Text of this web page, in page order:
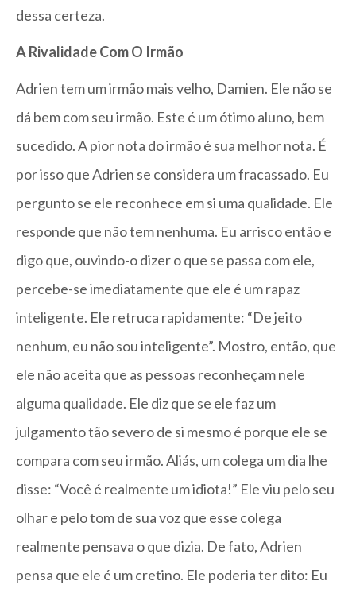
dessa certeza.
A Rivalidade Com O Irmão
Adrien tem um irmão mais velho, Damien. Ele não se
dá bem com seu irmão. Este é um ótimo aluno, bem
sucedido. A pior nota do irmão é sua melhor nota. É
por isso que Adrien se considera um fracassado. Eu
pergunto se ele reconhece em si uma qualidade. Ele
responde que não tem nenhuma. Eu arrisco então e
digo que, ouvindo-o dizer o que se passa com ele,
percebe-se imediatamente que ele é um rapaz
inteligente. Ele retruca rapidamente: “De jeito
nenhum, eu não sou inteligente”. Mostro, então, que
ele não aceita que as pessoas reconheçam nele
alguma qualidade. Ele diz que se ele faz um
julgamento tão severo de si mesmo é porque ele se
compara com seu irmão. Aliás, um colega um dia lhe
disse: “Você é realmente um idiota!” Ele viu pelo seu
olhar e pelo tom de sua voz que esse colega
realmente pensava o que dizia. De fato, Adrien
pensa que ele é um cretino. Ele poderia ter dito: Eu